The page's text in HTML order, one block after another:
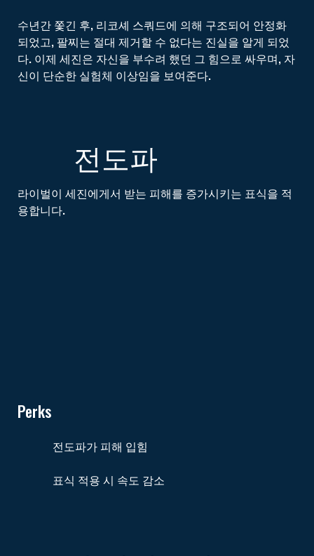
수년간 쫓긴 후, 리코셰 스쿼드에 의해 구조되어 안정화
되었고, 팔찌는 절대 제거할 수 없다는 진실을 알게 되었
다. 이제 세진은 자신을 부수려 했던 그 힘으로 싸우며, 자
신이 단순한 실험체 이상임을 보여준다.
전도파
라이벌이 세진에게서 받는 피해를 증가시키는 표식을 적
용합니다.
Perks
전도파가 피해 입힘
표식 적용 시 속도 감소